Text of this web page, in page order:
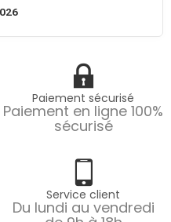
Paiement sécurisé
Paiement en ligne 100%
sécurisé
Service client
Du lundi au vendredi